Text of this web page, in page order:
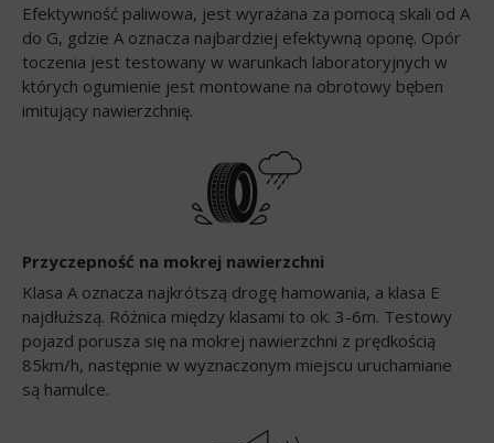
Efektywność paliwowa, jest wyrażana za pomocą skali od A
do G, gdzie A oznacza najbardziej efektywną oponę. Opór
toczenia jest testowany w warunkach laboratoryjnych w
których ogumienie jest montowane na obrotowy bęben
imitujący nawierzchnię.
Przyczepność na mokrej nawierzchni
Klasa A oznacza najkrótszą drogę hamowania, a klasa E
najdłuższą. Różnica między klasami to ok. 3-6m. Testowy
pojazd porusza się na mokrej nawierzchni z prędkością
85km/h, następnie w wyznaczonym miejscu uruchamiane
są hamulce.